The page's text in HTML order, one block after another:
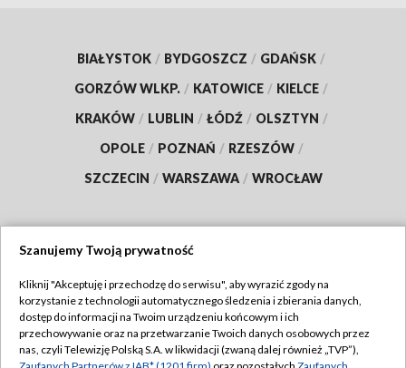
BIAŁYSTOK / BYDGOSZCZ / GDAŃSK /
GORZÓW WLKP. / KATOWICE / KIELCE /
KRAKÓW / LUBLIN / ŁÓDŹ / OLSZTYN /
OPOLE / POZNAŃ / RZESZÓW /
SZCZECIN / WARSZAWA / WROCŁAW
TVP
Abonament TVP
Emisja w TVP
Regulamin TVP
Szanujemy Twoją prywatność
Kliknij "Akceptuję i przechodzę do serwisu", aby wyrazić zgody na
korzystanie z technologii automatycznego śledzenia i zbierania danych,
dostęp do informacji na Twoim urządzeniu końcowym i ich
przechowywanie oraz na przetwarzanie Twoich danych osobowych przez
nas, czyli Telewizję Polską S.A. w likwidacji (zwaną dalej również „TVP”),